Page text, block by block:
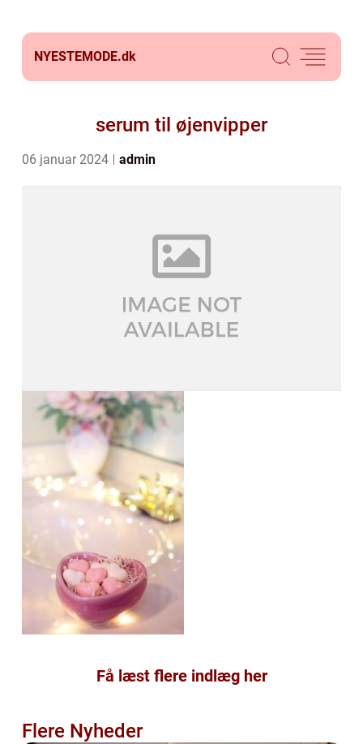
NYESTEMODE.dk
serum til øjenvipper
06 januar 2024 admin
Få læst flere indlæg her
Flere Nyheder